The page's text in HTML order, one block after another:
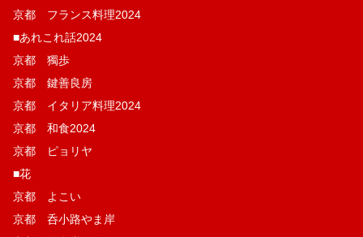
京都 フランス料理2024
■あれこれ話2024
京都 獨歩
京都 鍵善良房
京都 イタリア料理2024
京都 和食2024
京都 ピョリヤ
■花
京都 よこい
京都 呑小路やま岸